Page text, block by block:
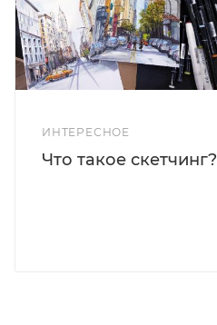
ИНТЕРЕСНОЕ
Что такое скетчинг?